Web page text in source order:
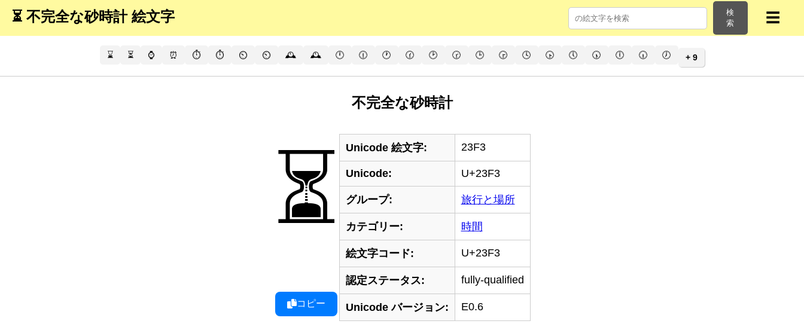
⏳ 不完全な砂時計 絵文字
検
索
☰
⌛ ⏳ ⌚ ⏰ ⏱️ ⏱ ⏲️ ⏲ 🕰️ 🕰 🕛 🕧 🕐 🕜 🕑 🕝 🕒 🕞 🕓 🕟 🕔 🕠 🕕 🕡 🕖 + 9
不完全な砂時計
⏳
コピー
Unicode 絵文字: 23F3
Unicode: U+23F3
グループ: 旅行と場所
カテゴリー: 時間
絵文字コード: U+23F3
認定ステータス: fully-qualified
Unicode バージョン: E0.6